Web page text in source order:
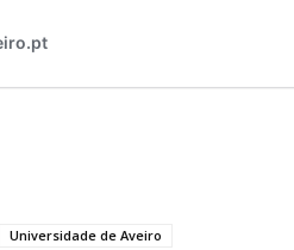
Universidade de Aveiro